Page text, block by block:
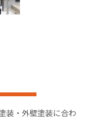
装・外壁塗装に合わ